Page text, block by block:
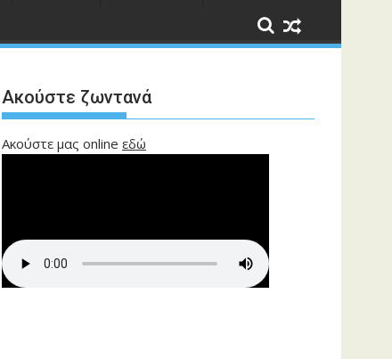
Ακούστε ζωντανά
Ακούστε μας online εδώ